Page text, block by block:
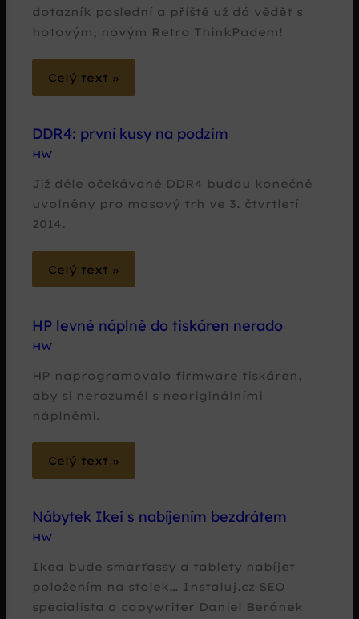
dotazník poslední a příště už dá vědět s
hotovým, novým Retro ThinkPadem!
Celý text »
DDR4: první kusy na podzim
HW
Již déle očekávané DDR4 budou konečně
uvolněny pro masový trh ve 3. čtvrtletí
2014.
Celý text »
HP levné náplně do tiskáren nerado
HW
HP naprogramovalo firmware tiskáren,
aby si nerozuměl s neoriginálními
náplněmi.
Celý text »
Nábytek Ikei s nabíjením bezdrátem
HW
Ikea bude smarťassy a tablety nabíjet
položením na stolek… Instaluj.cz SEO
specialista a copywriter Daniel Beránek